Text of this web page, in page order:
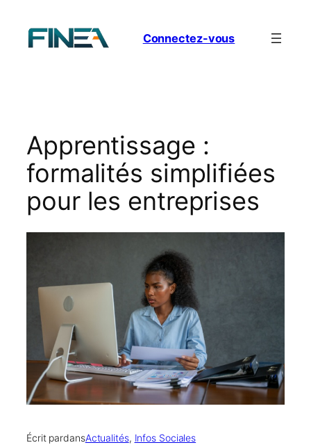
contenu
Connectez-vous
Apprentissage :
formalités simplifiées
pour les entreprises
Écrit pardansActualités, Infos Sociales